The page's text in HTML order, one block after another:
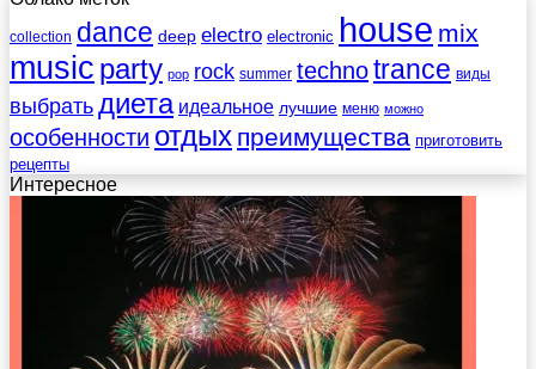
collection dance deep electro electronic house mix
music party pop rock summer technotrance виды
выбратьдиета идеальное лучшие меню можно
особенности отдых преимущества приготовить
рецепты
Интересное